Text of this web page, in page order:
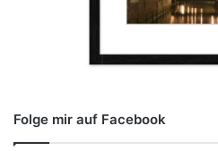
Folge mir auf Facebook